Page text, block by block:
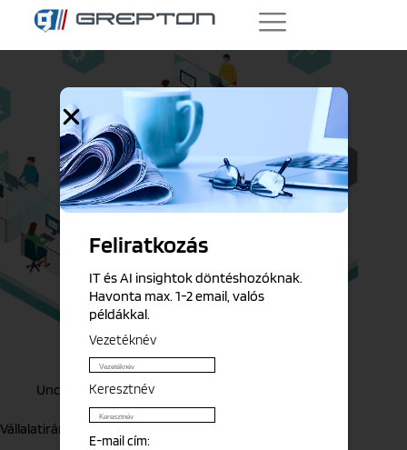
Uncategorized @hu
Vállalatirányítási rendszer: Kinek? Miért?
Feliratkozás
IT és AI insightok döntéshozóknak.
Havonta max. 1-2 email, valós
példákkal.
Vezetéknév
Keresztnév
E-mail cím: